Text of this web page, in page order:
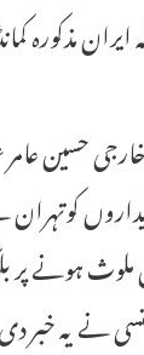
مذکورہ
حسین
عہدیداروں
ملوث ہونے
نے یہ